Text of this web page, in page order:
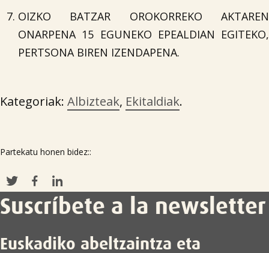
OIZKO BATZAR OROKORREKO AKTAREN
ONARPENA 15 EGUNEKO EPEALDIAN EGITEKO,
PERTSONA BIREN IZENDAPENA.
Kategoriak: Albizteak, Ekitaldiak.
Partekatu honen bidez::
Suscríbete a la newsletter
Euskadiko abeltzaintza eta